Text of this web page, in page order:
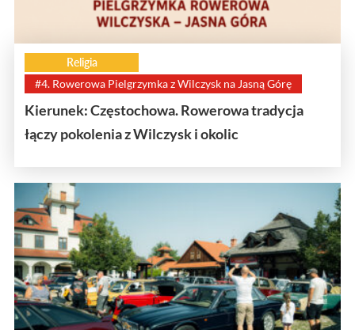
Religia
#4. Rowerowa Pielgrzymka z Wilczysk na Jasną Górę
Kierunek: Częstochowa. Rowerowa tradycja
łączy pokolenia z Wilczysk i okolic